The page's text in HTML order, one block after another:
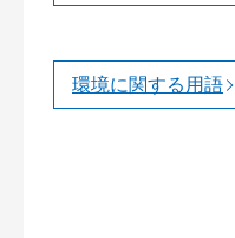
環境に関する用語